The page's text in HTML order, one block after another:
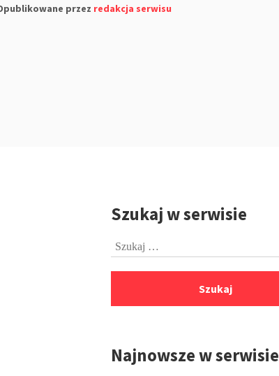
przez redakcja serwisu
PrzejdźSzukaj w serwisie
Szukaj:
Najnowsze w serwisie